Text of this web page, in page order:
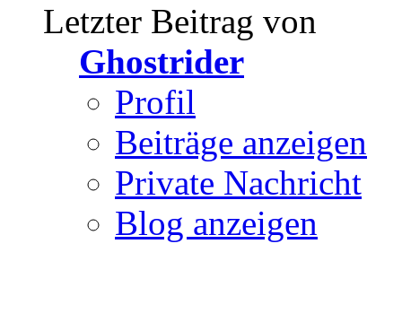
Letzter Beitrag von
Ghostrider
Profil
Beiträge anzeigen
Private Nachricht
Blog anzeigen